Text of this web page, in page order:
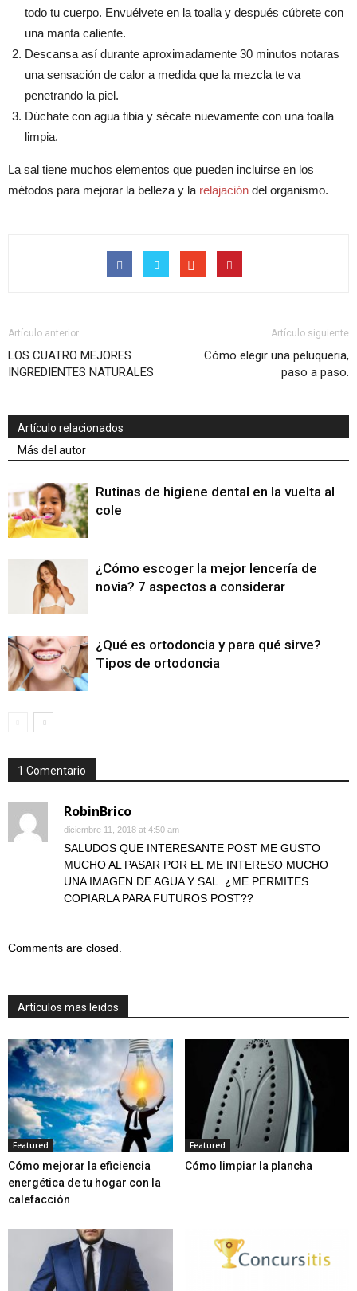
todo tu cuerpo. Envuélvete en la toalla y después cúbrete con
una manta caliente.
Descansa así durante aproximadamente 30 minutos notaras
una sensación de calor a medida que la mezcla te va
penetrando la piel.
Dúchate con agua tibia y sécate nuevamente con una toalla
limpia.
La sal tiene muchos elementos que pueden incluirse en los
métodos para mejorar la belleza y la relajación del organismo.
Artículo anterior
LOS CUATRO MEJORES
INGREDIENTES NATURALES
Artículo siguiente
Cómo elegir una peluqueria,
paso a paso.
Artículo relacionados
Más del autor
Rutinas de higiene dental en la vuelta al
cole
¿Cómo escoger la mejor lencería de
novia? 7 aspectos a considerar
¿Qué es ortodoncia y para qué sirve?
Tipos de ortodoncia
1 Comentario
RobinBrico
diciembre 11, 2018 at 4:50 am
SALUDOS QUE INTERESANTE POST ME GUSTO
MUCHO AL PASAR POR EL ME INTERESO MUCHO
UNA IMAGEN DE AGUA Y SAL. ¿ME PERMITES
COPIARLA PARA FUTUROS POST??
Comments are closed.
Artículos mas leidos
Featured
Cómo mejorar la eficiencia
energética de tu hogar con la
calefacción
Featured
Cómo limpiar la plancha